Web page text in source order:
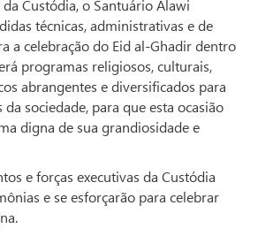
Custódia, o Santuário Alawi
técnicas, administrativas e de
a celebração do Eid al-Ghadir dentro
programas religiosos, culturais,
abrangentes e diversificados para
sociedade, para que esta ocasião
digna de sua grandiosidade e
e forças executivas da Custódia
e se esforçarão para celebrar